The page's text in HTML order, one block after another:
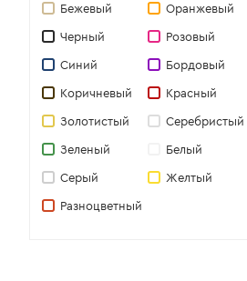
CAFÈNOIR
LES TROIS GARÇONS
Miss Sixty
LERRE
CARVELA
Бежевый Оранжевый
Черный Розовый
Синий Бордовый
Коричневый Красный
Золотистый Серебристый
Зеленый Белый
Серый Желтый
Разноцветный